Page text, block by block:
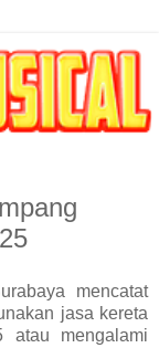
mencatat
jasa kereta
atau mengalami